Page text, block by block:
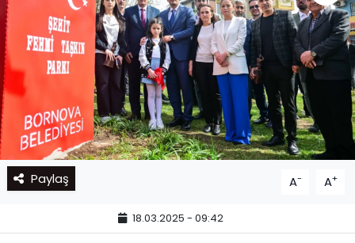
Paylaş A- A+
18.03.2025 - 09:42
Haber Arşivi